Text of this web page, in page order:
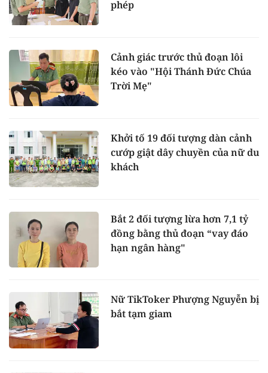
phép
Cảnh giác trước thủ đoạn lôi
kéo vào "Hội Thánh Đức Chúa
Trời Mẹ"
Khởi tố 19 đối tượng dàn cảnh
cướp giật dây chuyền của nữ du
khách
Bắt 2 đối tượng lừa hơn 7,1 tỷ
đồng bằng thủ đoạn “vay đáo
hạn ngân hàng"
Nữ TikToker Phượng Nguyễn bị
bắt tạm giam